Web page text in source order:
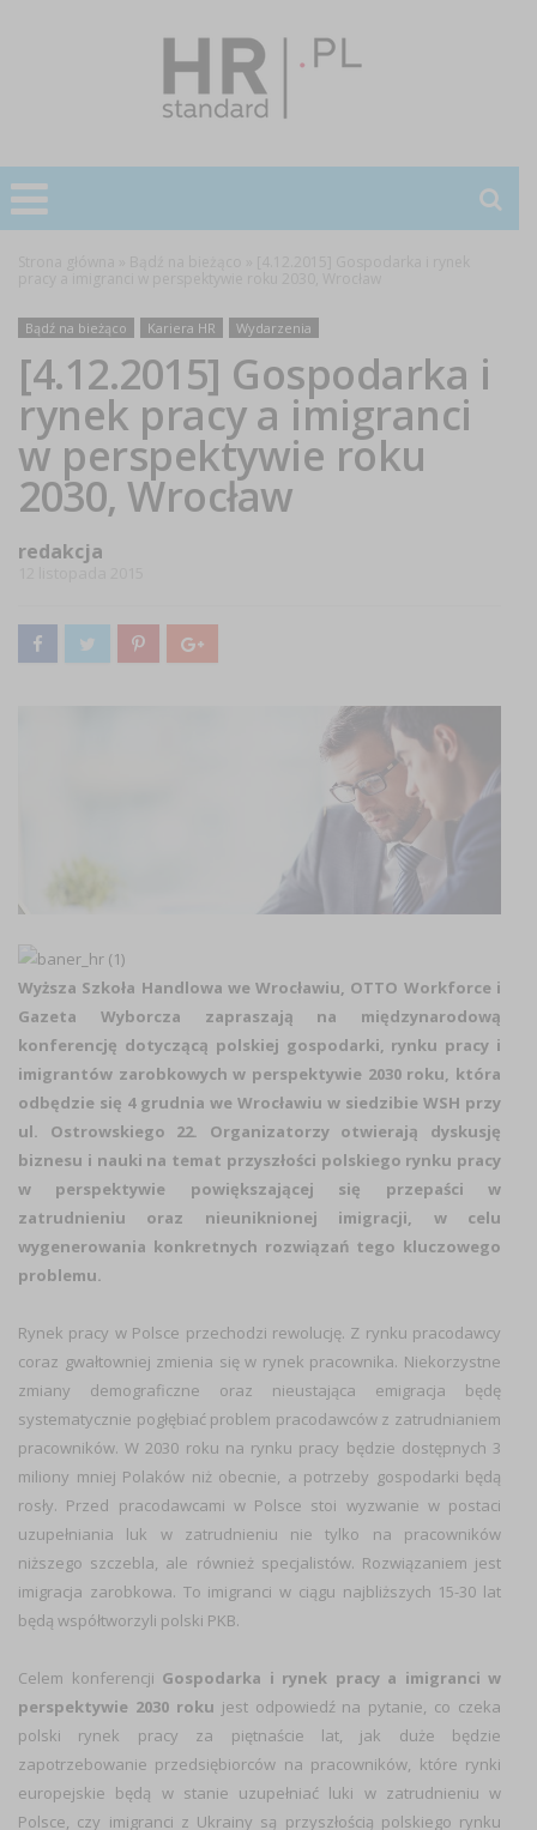
Bądź na bieżąco Kariera HR Wydarzenia
[4.12.2015] Gospodarka i
rynek pracy a imigranci
w perspektywie roku
2030, Wrocław
redakcja
Wyższa Szkoła Handlowa we Wrocławiu, OTTO Workforce i
Gazeta Wyborcza zapraszają na międzynarodową
konferencję dotyczącą polskiej gospodarki, rynku pracy i
imigrantów zarobkowych w perspektywie 2030 roku, która
odbędzie się 4 grudnia we Wrocławiu w siedzibie WSH przy
ul. Ostrowskiego 22. Organizatorzy otwierają dyskusję
biznesu i nauki na temat przyszłości polskiego rynku pracy
w perspektywie powiększającej się przepaści w
zatrudnieniu oraz nieuniknionej imigracji, w celu
wygenerowania konkretnych rozwiązań tego kluczowego
problemu.
Rynek pracy w Polsce przechodzi rewolucję. Z rynku pracodawcy
coraz gwałtowniej zmienia się w rynek pracownika. Niekorzystne
zmiany demograficzne oraz nieustająca emigracja będę
systematycznie pogłębiać problem pracodawców z zatrudnianiem
pracowników. W 2030 roku na rynku pracy będzie dostępnych 3
miliony mniej Polaków niż obecnie, a potrzeby gospodarki będą
rosły. Przed pracodawcami w Polsce stoi wyzwanie w postaci
uzupełniania luk w zatrudnieniu nie tylko na pracowników
niższego szczebla, ale również specjalistów. Rozwiązaniem jest
imigracja zarobkowa. To imigranci w ciągu najbliższych 15-30 lat
będą współtworzyli polski PKB.
Celem konferencji Gospodarka i rynek pracy a imigranci w
perspektywie 2030 roku jest odpowiedź na pytanie, co czeka
polski rynek pracy za piętnaście lat, jak duże będzie
zapotrzebowanie przedsiębiorców na pracowników, które rynki
europejskie będą w stanie uzupełniać luki w zatrudnieniu w
Polsce, czy imigranci z Ukrainy są przyszłością polskiego rynku